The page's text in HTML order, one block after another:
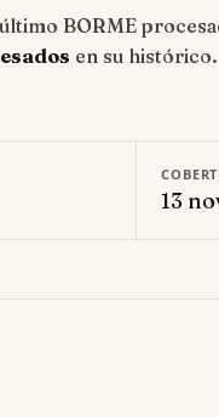
BORME
en su
13